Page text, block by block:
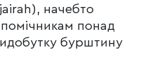
, начебто
понад
бурштину